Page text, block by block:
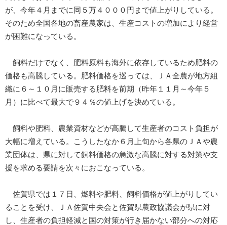
が、今年４月までに同５万４０００円まで値上がりしている。
そのため全国各地の畜産農家は、生産コストの増加により経営
が困難になっている。
飼料だけでなく、肥料原料も海外に依存しているため肥料の
価格も高騰している。肥料価格を巡っては、ＪＡ全農が地方組
織に６～１０月に販売する肥料を前期（昨年１１月～今年５
月）に比べて最大で９４％の値上げを決めている。
飼料や肥料、農業資材などが高騰して生産者のコスト負担が
大幅に増えている。こうしたなか６月上旬から各県のＪＡや農
業団体は、県に対して飼料価格の急激な高騰に対する対策や支
援を求める要請を次々におこなっている。
佐賀県では１７日、燃料や肥料、飼料価格が値上がりしてい
ることを受け、ＪＡ佐賀中央会と佐賀県農政協議会が県に対
し、生産者の負担軽減と国の対策が行き届かない部分への対応